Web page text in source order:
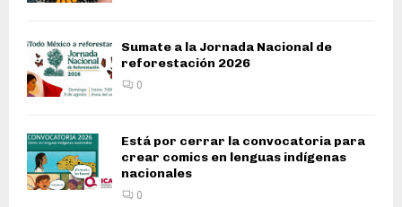
Sumate a la Jornada Nacional de
reforestación 2026
0
Está por cerrar la convocatoria para
crear comics en lenguas indígenas
nacionales
0